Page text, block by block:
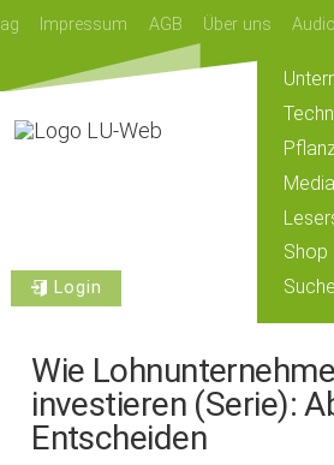
Impressum AGB Über uns
Login
Media
Shop
Suche
Wie
investieren (Serie):
Entscheiden